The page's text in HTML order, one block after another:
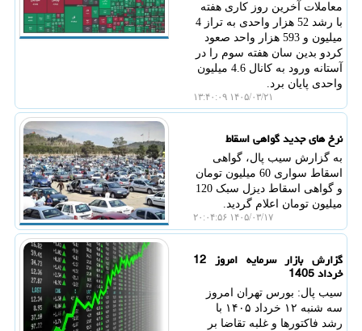
معاملات آخرین روز کاری هفته
با رشد 52 هزار واحدی به تراز 4
میلیون و 593 هزار واحد صعود
کردو بدین سان هفته سوم را در
آستانه ورود به کانال 4.6 میلیون
واحدی پایان برد.
۱۴۰۵/۰۳/۲۱ ۱۳:۴۰:۰۹
نرخ های جدید گواهی اسقاط
به گزارش سیب پال، گواهی
اسقاط سواری 60 میلیون تومان
و گواهی اسقاط دیزل سبک 120
میلیون تومان اعلام گردید.
۱۴۰۵/۰۳/۱۷ ۲۰:۰۴:۵۶
گزارش بازار سرمایه امروز 12
خرداد 1405
سیب پال: بورس تهران امروز
سه شنبه ۱۲ خرداد ۱۴۰۵ با
رشد فاکتورها و غلبه تقاضا بر